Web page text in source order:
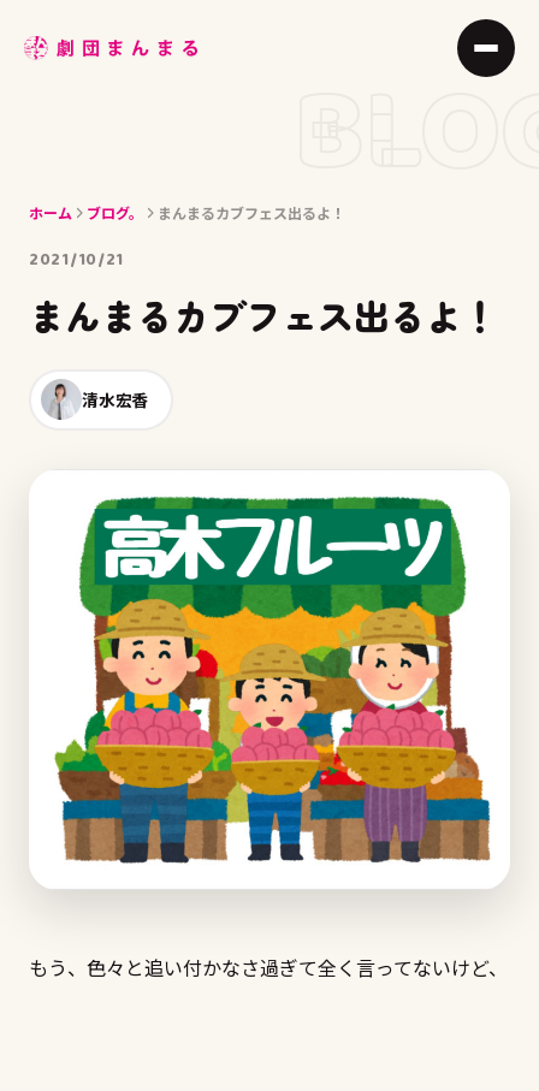
ABOUT
BLOG
ACCESS
ホーム ブログ。 まんまるカブフェス出るよ！
2021/10/21
まんまるカブフェス出るよ！
清水宏香
もう、色々と追い付かなさ過ぎて全く言ってないけど、